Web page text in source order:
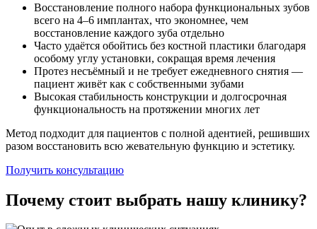
Восстановление полного набора функциональных зубов
всего на 4–6 имплантах, что экономнее, чем
восстановление каждого зуба отдельно
Часто удаётся обойтись без костной пластики благодаря
особому углу установки, сокращая время лечения
Протез несъёмный и не требует ежедневного снятия —
пациент живёт как с собственными зубами
Высокая стабильность конструкции и долгосрочная
функциональность на протяжении многих лет
Метод подходит для пациентов с полной адентией, решивших
разом восстановить всю жевательную функцию и эстетику.
Получить консультацию
Почему стоит выбрать нашу клинику?